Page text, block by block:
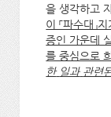
을 생각하고
이 「파수대」
증인 가운데
를 중심으로
한 일과 관련